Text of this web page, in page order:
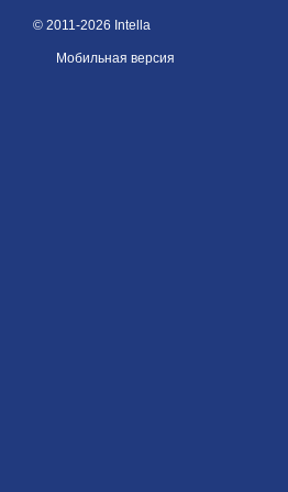
© 2011-2026 Intella
Мобильная версия